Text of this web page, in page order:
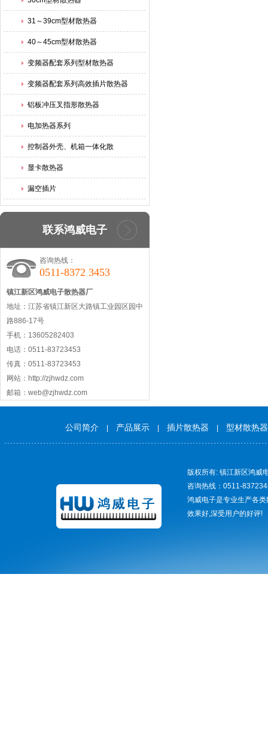
31～39cm型材散热器
40～45cm型材散热器
变频器配套系列型材散热器
变频器配套系列高效插片散热器
铝板冲压叉指形散热器
电加热器系列
控制器外壳、机箱一体化散
显卡散热器
漏空插片
联系鸿威电子
咨询热线：
0511-8372 3453
镇江新区鸿威电子散热器厂
地址：江苏省镇江新区大路镇工业园区园中
路886-17号
手机：13605282403
电话：0511-83723453
传真：0511-83723453
网站：http://zjhwdz.com
邮箱：web@zjhwdz.com
公司简介 产品展示 插片散热器 型材散热器
版权所有: 镇江新区鸿威
咨询热线：0511-
鸿威电子是专业生产各类
效果好,深受用户的好评!